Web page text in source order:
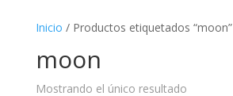
Inicio / Productos etiquetados “moon”
moon
Mostrando el único resultado